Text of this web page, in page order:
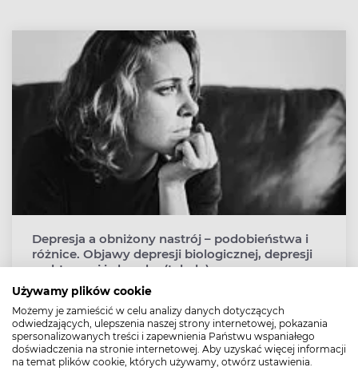
Używamy plików cookie
Możemy je zamieścić w celu analizy danych dotyczących
odwiedzających, ulepszenia naszej strony internetowej, pokazania
spersonalizowanych treści i zapewnienia Państwu wspaniałego
doświadczenia na stronie internetowej. Aby uzyskać więcej informacji
na temat plików cookie, których używamy, otwórz ustawienia.
Depresja a obniżony nastrój – podobieństwa i
różnice. Objawy depresji biologicznej, depresji
reaktywnej i chandry (tabela)
O depresji mówi się obecnie dużo i często. Wszystko po
to, by podnosić świadomość, że nie jest to ani nic
wstydliwego, ani objaw słabości, tylko choroba, która
może się przydarzyć każdemu, niezależnie od sytuacji
życiowej. Skutkiem ubocznym tego, że depresja stała się